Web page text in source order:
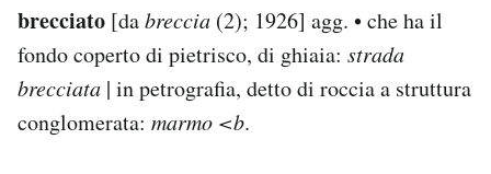
brecciato [dabreccia (2); 1926] agg. • che ha il
fondo coperto di pietrisco, di ghiaia: strada
brecciata | in petrografia, detto di roccia a struttura
conglomerata: marmo <b.